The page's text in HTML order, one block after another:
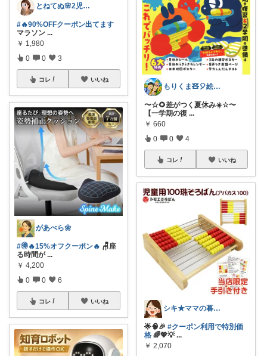
とねてぬ🌸2児ママ✿毎日をラク&快適に
#🔥90%OFFクーポン出てます
マラソン ...
￥ 1,980
0 0 3
コレ いいね
があべら🌼
#🉐🔥15%オフクーポン🔥 🪑座
る時間が ...
￥ 4,200
0 0 6
コレ いいね
もりくま🧸🎈絵本他👍上限中🙇
〜☆🌻差がつく夏休み☀️☆〜
【一学期の復 ...
￥ 660
0 0 4
コレ いいね
シキ★ママの暮らし、キッズ
🌟🧠🎉 #クーポン利用で特別価
格 🌈💖💡...
￥ 2,070